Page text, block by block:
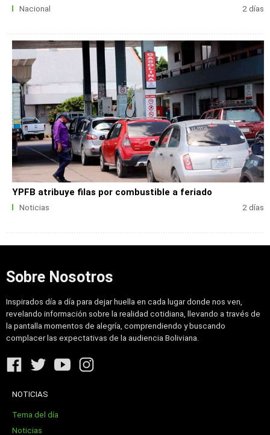
Nacional 2 días
YPFB atribuye filas por combustible a feriado
Noticias 2 días
Sobre Nosotros
Inspirados día a día para dejar huella en cada lugar donde nos ven,
revelando información sobre la realidad cotidiana, llevando a través de
la pantalla momentos de alegría, comprendiendo y buscando
complacer las expectativas de la audiencia Boliviana.
NOTICIAS
Tema del día
Noticias